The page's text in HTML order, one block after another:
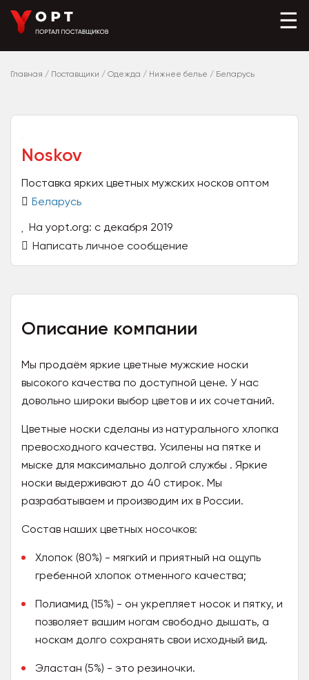
☰
Главная / Поставщики / Одежда / Нижнее белье / Беларусь
Noskov
Поставка ярких цветных мужских носков оптом
Беларусь
На yopt.org: с декабря 2019
Написать личное сообщение
Описание компании
Мы продаём яркие цветные мужские носки
высокого качества по доступной цене. У нас
довольно широки выбор цветов и их сочетаний.
Цветные носки сделаны из натурального хлопка
превосходного качества. Усилены на пятке и
мыске для максимально долгой службы . Яркие
носки выдерживают до 40 стирок. Мы
разрабатываем и производим их в России.
Состав наших цветных носочков:
Хлопок (80%) - мягкий и приятный на ощупь
гребенной хлопок отменного качества;
Полиамид (15%) - он укрепляет носок и пятку, и
позволяет вашим ногам свободно дышать, а
носкам долго сохранять свои исходный вид.
Эластан (5%) - это резиночки.